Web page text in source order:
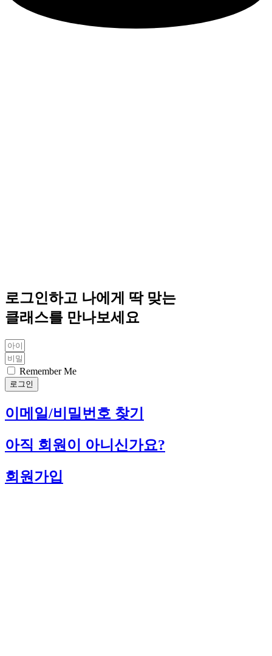
로그인하고 나에게 딱 맞는
클래스를 만나보세요
Remember Me
로그인
이메일/비밀번호 찾기
아직 회원이 아니신가요?
회원가입